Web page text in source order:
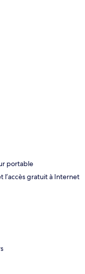
portable
l’accès gratuit à Internet